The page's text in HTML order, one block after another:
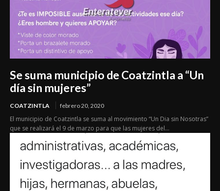
Se suma municipio de Coatzintla a “Un
día sin mujeres”
COATZINTLA febrero 20, 2020
El municipio de Coatzintla se suma al movimiento “Un Dia sin Nosotras”
que se realizará el 9 de marzo para que las mujeres del...